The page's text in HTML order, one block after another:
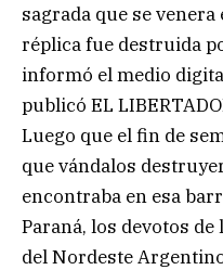
sagrada que se
réplica fue destruida
informó el medio
publicó EL
Luego que el fin de
que vándalos
encontraba en esa
Paraná, los devotos
del Nordeste